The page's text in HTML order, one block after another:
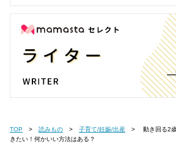
TOP 読みもの 子育て/妊娠/出産
きたい！何かいい方法はある？